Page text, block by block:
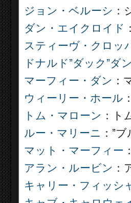
ジョン・ベルーシ ：
ダン・エイクロイド
スティーヴ・クロッ
ドナルド”ダック”ダン
マーフィー・ダン ：
ウィーリー・ホール
トム・マローン ：ト
ルー・マリーニ ：”
マット・マーフィー
アラン・ルービン ：
キャリー・フィッシ